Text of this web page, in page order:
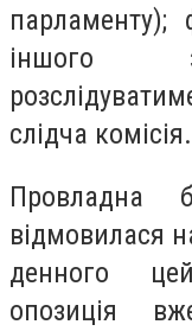
парламенту);
іншого
слідча комісія.
Провладна
відмовилася
денного
опозиція